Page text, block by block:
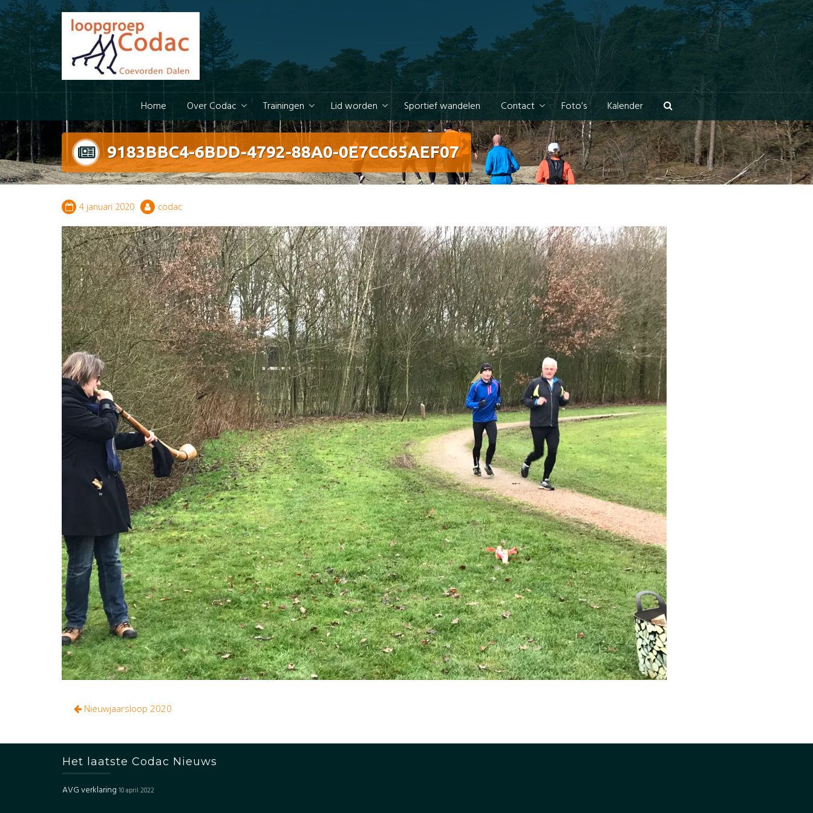
Doorgaan
naar
inhoud
Home Over Codac Trainingen Lid worden Sportief wandelen Contact Foto’s Kalender
9183BBC4-6BDD-4792-88A0-0E7CC65AEF07
4 januari 2020 codac
Bericht
Nieuwjaarsloop 2020
Het laatste Codac Nieuws
AVG verklaring 10 april 2022